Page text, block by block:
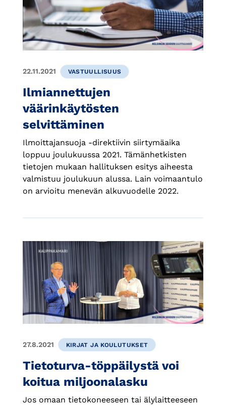
22.11.2021 VASTUULLISUUS
Ilmiannettujen
väärinkäytösten
selvittäminen
Ilmoittajansuoja -direktiivin siirtymäaika
loppuu joulukuussa 2021. Tämänhetkisten
tietojen mukaan hallituksen esitys aiheesta
valmistuu joulukuun alussa. Lain voimaantulo
on arvioitu menevän alkuvuodelle 2022.
27.8.2021 KIRJAT JA KOULUTUKSET
Tietoturva-töppäilystä voi
koitua miljoonalasku
Jos omaan tietokoneeseen tai älylaitteeseen